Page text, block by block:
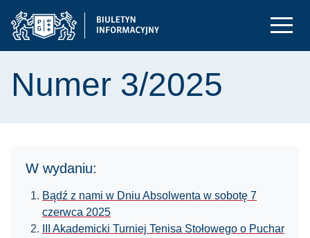
Numer 3/2025
W wydaniu:
Bądź z nami w Dniu Absolwenta w sobotę 7
czerwca 2025
III Akademicki Turniej Tenisa Stołowego o Puchar